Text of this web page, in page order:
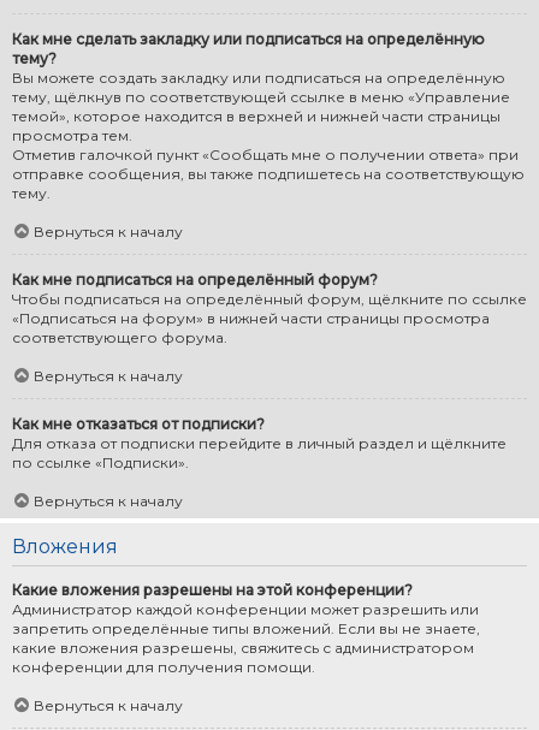
Как мне сделать закладку или подписаться на определённую
тему?
Вы можете создать закладку или подписаться на определённую
тему, щёлкнув по соответствующей ссылке в меню «Управление
темой», которое находится в верхней и нижней части страницы
просмотра тем.
Отметив галочкой пункт «Сообщать мне о получении ответа» при
отправке сообщения, вы также подпишетесь на соответствующую
тему.
Вернуться к началу
Как мне подписаться на определённый форум?
Чтобы подписаться на определённый форум, щёлкните по ссылке
«Подписаться на форум» в нижней части страницы просмотра
соответствующего форума.
Вернуться к началу
Как мне отказаться от подписки?
Для отказа от подписки перейдите в личный раздел и щёлкните
по ссылке «Подписки».
Вернуться к началу
Вложения
Какие вложения разрешены на этой конференции?
Администратор каждой конференции может разрешить или
запретить определённые типы вложений. Если вы не знаете,
какие вложения разрешены, свяжитесь с администратором
конференции для получения помощи.
Вернуться к началу